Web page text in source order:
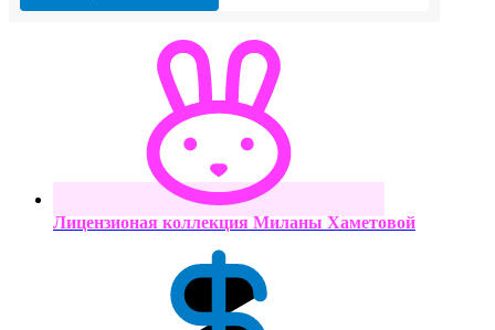
Лицензионая коллекция Миланы Хаметовой